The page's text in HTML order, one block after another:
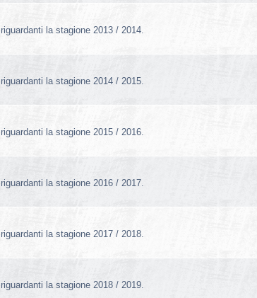
la stagione 2013 / 2014.
la stagione 2014 / 2015.
la stagione 2015 / 2016.
la stagione 2016 / 2017.
la stagione 2017 / 2018.
la stagione 2018 / 2019.